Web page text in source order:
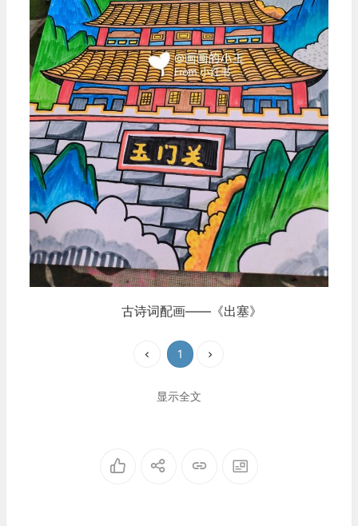
古诗词配画——《出塞》
1
显示全文